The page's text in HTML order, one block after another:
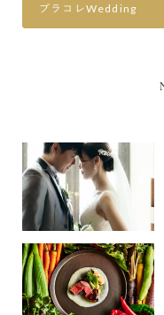
プラコレWedding